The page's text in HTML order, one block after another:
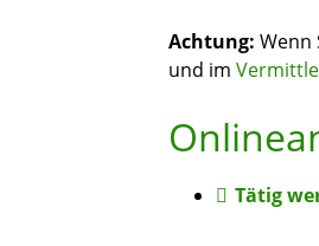
Achtung: Wenn
und im
Tätig